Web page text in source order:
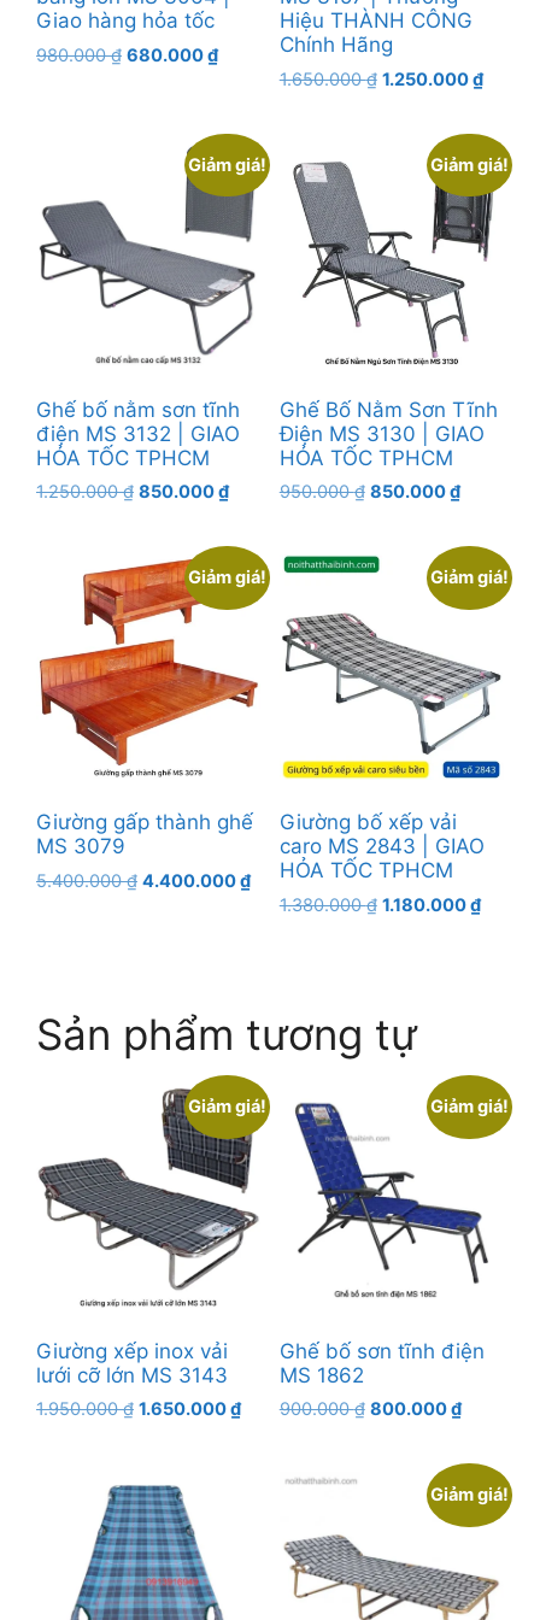
Giao hàng hỏa tốc
980.000₫ Giá
680.000₫Giá
là:
680.000 ₫.
Hiệu THÀNH CÔNG
Chính Hãng
1.650.000₫ Giá
1.650.000 ₫.
1.250.000₫Giá
là:
Giảm giá!
Ghế bố nằm sơn tĩnh
điện MS 3132 | GIAO
HỎA TỐC TPHCM
1.250.000₫ Giá
1.250.000 ₫.
850.000₫Giá
tại
850.000 ₫.
Giảm giá!
Ghế Bố Nằm Sơn Tĩnh
Điện MS 3130 | GIAO
HỎA TỐC TPHCM
950.000₫ Giá
950.000 ₫.
850.000₫Giá
tại
850.000
Giảm giá!
Giường gấp thành ghế
MS 3079
5.400.000₫ Giá
4.400.000₫Giá
hiện
Giảm giá!
Giường bố xếp vải
caro MS 2843 | GIAO
HỎA TỐC TPHCM
1.380.000₫ Giá
1.180.000₫Giá
Sản phẩm tương tự
Giảm giá!
Giường xếp inox vải
lưới cỡ lớn MS 3143
1.950.000₫ Giá
1.950.000 ₫.
1.650.000₫Giá
Giảm giá!
Ghế bố sơn tĩnh điện
MS 1862
900.000₫ Giá
900.000 ₫.
800.000₫Giá
tại
800.000
Giảm giá!